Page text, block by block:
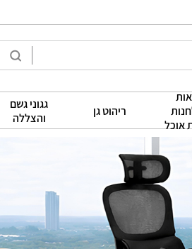
אוכל
ריהוט גן
גגוני גשם
והצללה